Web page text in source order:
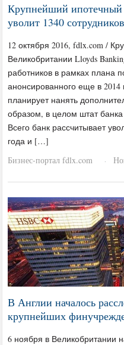
Крупнейший ипотечный
уволит 1340 сотрудников
12 октября 2016, fdlx.com /
Великобритании Lloyds
работников в рамках плана
анонсированного еще в 2014
планирует нанять
образом, в целом штат
Всего банк рассчитывает
года и […]
Бизнес-портал fdlx.com
·
В Англии началось
крупнейших
6 ноября в Великобритании